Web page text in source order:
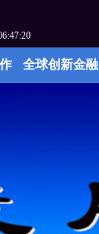
全球创新金融